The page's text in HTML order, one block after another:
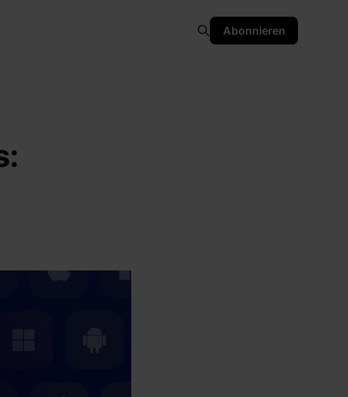
Abonnieren